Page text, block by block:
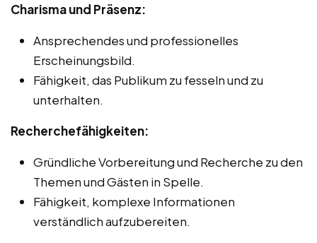
Charisma und Präsenz:
Ansprechendes und professionelles
Erscheinungsbild.
Fähigkeit, das Publikum zu fesseln und zu
unterhalten.
Recherchefähigkeiten:
Gründliche Vorbereitung und Recherche zu den
Themen und Gästen in Spelle.
Fähigkeit, komplexe Informationen
verständlich aufzubereiten.